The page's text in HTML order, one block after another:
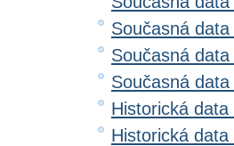
Současná
Současná
Současná
Historická
Historická